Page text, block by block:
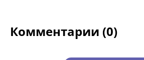
Комментарии (0)